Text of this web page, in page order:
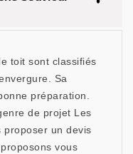
toit sont classifiés
Sa
préparation.
de projet Les
proposer un devis
vous